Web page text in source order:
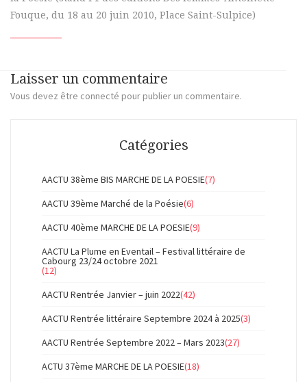
Fouque, du 18 au 20 juin 2010, Place Saint-Sulpice)
Laisser un commentaire
Vous devez être connecté pour publier un commentaire.
Catégories
AACTU 38ème BIS MARCHE DE LA POESIE(7)
AACTU 39ème Marché de la Poésie(6)
AACTU 40ème MARCHE DE LA POESIE(9)
AACTU La Plume en Eventail – Festival littéraire de
Cabourg 23/24 octobre 2021
(12)
AACTU Rentrée Janvier – juin 2022(42)
AACTU Rentrée littéraire Septembre 2024 à 2025(3)
AACTU Rentrée Septembre 2022 – Mars 2023(27)
ACTU 37ème MARCHE DE LA POESIE(18)